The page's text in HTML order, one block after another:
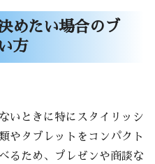
めたい場合のブ
方
いときに特にスタイリッシ
やタブレットをコンパクト
るため、プレゼンや商談な